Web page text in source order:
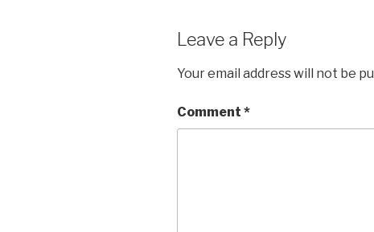
Leave a Reply
Your email address will not be
Comment *